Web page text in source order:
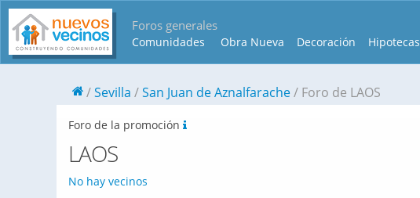
Foros generales
Comunidades Obra Nueva Decoración Hipotecas
Sevilla San Juan de Aznalfarache Foro de LAOS
Foro de la promoción
LAOS
No hay vecinos